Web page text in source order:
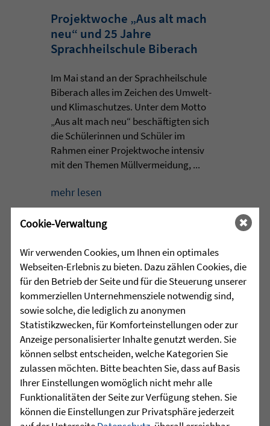
Projektwoche „Aus alt mach
neu“ und 25 Jahre
Sprachheilschule Biberach
Im Mai stand an der Sprachheilschule
Biberach alles im Zeichen des Umwelt-
und Klimaschutzes. Unter dem Motto
„Aus alt mach neu“ beschäftigten sich
die Schülerinnen und Schüler im
Rahmen einer Projektwoche intensiv
mit den Themen Müllvermeidung, ...
mehr lesen
29.07.2026 |• HÖR-SPRACHZENTRUM
Mutmurmeln und
Rechenmäuse - auf geht´s in
die Schulzeit
Am Mittwoch, 27.07.26 verabschiedete
das Team des Schulkindergartens der
Leopoldschule in Altshausen die
Vorschüler mit einer bunten und
emotionalen ...
Cookie-Verwaltung
Wir verwenden Cookies, um Ihnen ein optimales
Webseiten-Erlebnis zu bieten. Dazu zählen Cookies, die
für den Betrieb der Seite und für die Steuerung unserer
kommerziellen Unternehmensziele notwendig sind,
sowie solche, die lediglich zu anonymen
Statistikzwecken, für Komforteinstellungen oder zur
Anzeige personalisierter Inhalte genutzt werden. Sie
können selbst entscheiden, welche Kategorien Sie
zulassen möchten. Bitte beachten Sie, dass auf Basis
Ihrer Einstellungen womöglich nicht mehr alle
Funktionalitäten der Seite zur Verfügung stehen. Sie
können die Einstellungen zur Privatsphäre jederzeit